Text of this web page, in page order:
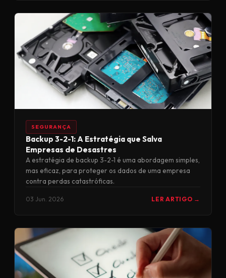
SEGURANÇA
Backup 3-2-1: A Estratégia que Salva
Empresas de Desastres
A estratégia de backup 3-2-1 é uma abordagem simples,
mas eficaz, para proteger os dados de uma empresa
contra perdas catastróficas.
03 Jun. 2026 LER ARTIGO →